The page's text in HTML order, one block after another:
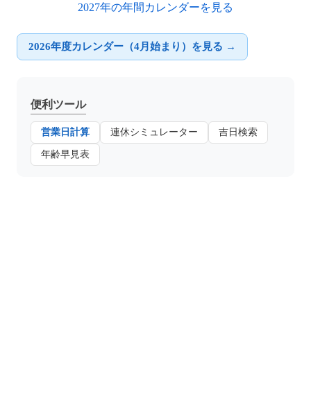
2027年の年間カレンダーを見る
2026年度カレンダー（4月始まり）を見る →
便利ツール
営業日計算 連休シミュレーター 吉日検索
年齢早見表